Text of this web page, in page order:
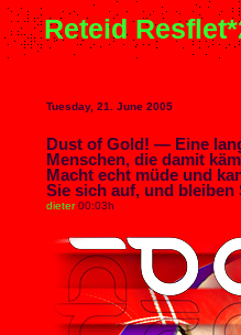
Reteid
Tuesday, 21. June 2005
Dust of Gold! — Eine
Menschen, die damit
Macht echt müde und
Sie sich auf, und bleiben
dieter00:03h